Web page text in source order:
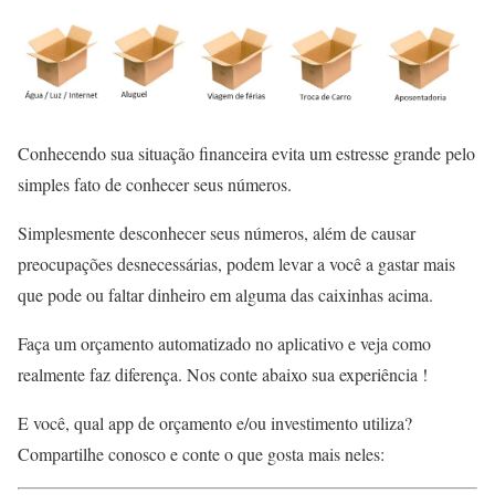
Conhecendo sua situação financeira evita um estresse grande pelo
simples fato de conhecer seus números.
Simplesmente desconhecer seus números, além de causar
preocupações desnecessárias, podem levar a você a gastar mais
que pode ou faltar dinheiro em alguma das caixinhas acima.
Faça um orçamento automatizado no aplicativo e veja como
realmente faz diferença. Nos conte abaixo sua experiência !
E você, qual app de orçamento e/ou investimento utiliza?
Compartilhe conosco e conte o que gosta mais neles: